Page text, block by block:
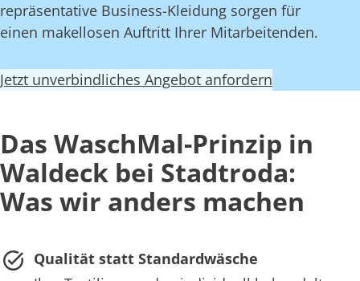
repräsentative Business-Kleidung sorgen für
einen makellosen Auftritt Ihrer Mitarbeitenden.
Jetzt unverbindliches Angebot anfordern
Das WaschMal-Prinzip in
Waldeck bei Stadtroda:
Was wir anders machen
Qualität statt Standardwäsche